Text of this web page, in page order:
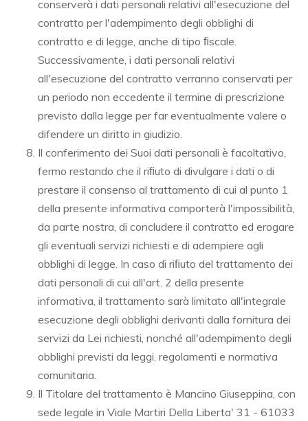
conserverà i dati personali relativi all'esecuzione del
contratto per l'adempimento degli obblighi di
contratto e di legge, anche di tipo ﬁscale.
Successivamente, i dati personali relativi
all'esecuzione del contratto verranno conservati per
un periodo non eccedente il termine di prescrizione
previsto dalla legge per far eventualmente valere o
difendere un diritto in giudizio.
Il conferimento dei Suoi dati personali è facoltativo,
fermo restando che il riﬁuto di divulgare i dati o di
prestare il consenso al trattamento di cui al punto 1
della presente informativa comporterà l'impossibilità,
da parte nostra, di concludere il contratto ed erogare
gli eventuali servizi richiesti e di adempiere agli
obblighi di legge. In caso di riﬁuto del trattamento dei
dati personali di cui all'art. 2 della presente
informativa, il trattamento sarà limitato all'integrale
esecuzione degli obblighi derivanti dalla fornitura dei
servizi da Lei richiesti, nonché all'adempimento degli
obblighi previsti da leggi, regolamenti e normativa
comunitaria.
Il Titolare del trattamento è Mancino Giuseppina, con
sede legale in Viale Martiri Della Liberta' 31 - 61033